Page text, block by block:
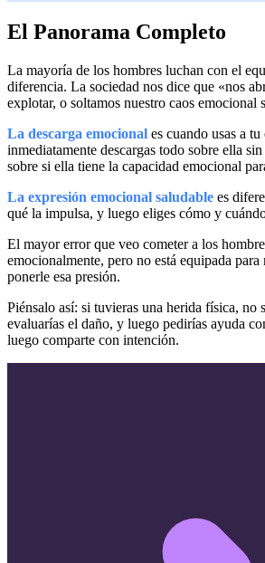
El Panorama Completo
La mayoría de los hombres luchan con el
diferencia. La sociedad nos dice que «nos
explotar, o soltamos nuestro caos emocional
La descarga emocional es cuando usas a
inmediatamente descargas todo sobre ella
sobre si ella tiene la capacidad emocional
La expresión emocional saludable es
qué la impulsa, y luego eliges cómo y
El mayor error que veo cometer a los
emocionalmente, pero no está equipada
ponerle esa presión.
Piénsalo así: si tuvieras una herida física, no
evaluarías el daño, y luego pedirías ayuda
luego comparte con intención.